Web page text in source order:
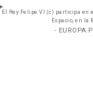
El Rey Felipe VI (c) participa
Espacio, en la
- EUROPA